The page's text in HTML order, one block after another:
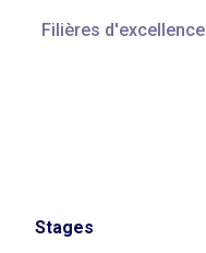
Filières d'excellence
Stages